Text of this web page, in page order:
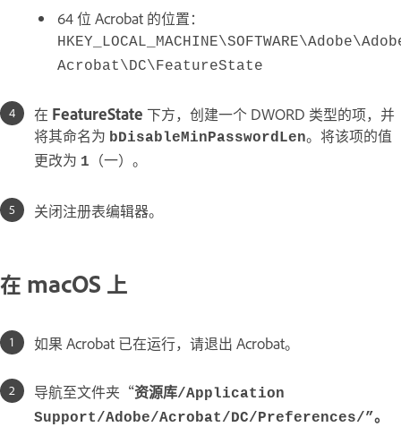
64 位 Acrobat 的位置：
Acrobat\DC\FeatureState
在 FeatureState 下方，创建一个 DWORD 类型的项，并
将其命名为 bDisableMinPasswordLen。将该项的值
更改为 1 （一）。
关闭注册表编辑器。
在 macOS 上
如果 Acrobat 已在运行，请退出 Acrobat。
导航至文件夹“资源库/Application
Support/Adobe/Acrobat/DC/Preferences/”。